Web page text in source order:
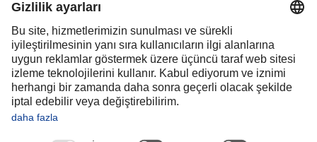
Romania
Slovakia
Spain
Sweden
Switzerland(DE FR)
Turkey